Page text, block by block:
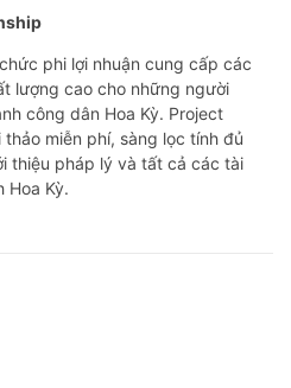
phi lợi nhuận cung cấp các
lượng cao cho những người
công dân Hoa Kỳ. Project
miễn phí, sàng lọc tính đủ
thiệu pháp lý và tất cả các tài
Hoa Kỳ.